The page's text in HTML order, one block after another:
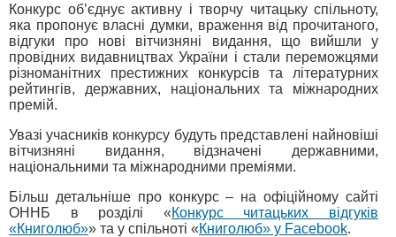
Конкурс об’єднує активну і творчу читацьку спільноту,
яка пропонує власні думки, враження від прочитаного,
відгуки про нові вітчизняні видання, що вийшли у
провідних видавництвах України і стали переможцями
різноманітних престижних конкурсів та літературних
рейтингів, державних, національних та міжнародних
премій.
Увазі учасників конкурсу будуть представлені найновіші
вітчизняні видання, відзначені державними,
національними та міжнародними преміями.
Більш детальніше про конкурс – на офіційному сайті
ОННБ в розділі «Конкурс читацьких відгуків
«Книголюб»» та у спільноті «Книголюб» у Facebook.